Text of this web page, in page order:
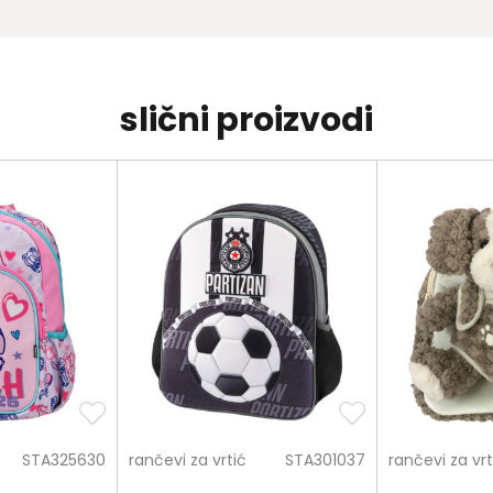
slični proizvodi
STA325630 rančevi za vrtić STA301037 rančevi za